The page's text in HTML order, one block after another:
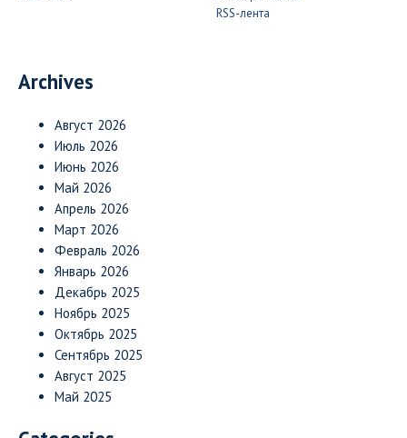
RSS-лента
Archives
Август 2026
Июль 2026
Июнь 2026
Май 2026
Апрель 2026
Март 2026
Февраль 2026
Январь 2026
Декабрь 2025
Ноябрь 2025
Октябрь 2025
Сентябрь 2025
Август 2025
Май 2025